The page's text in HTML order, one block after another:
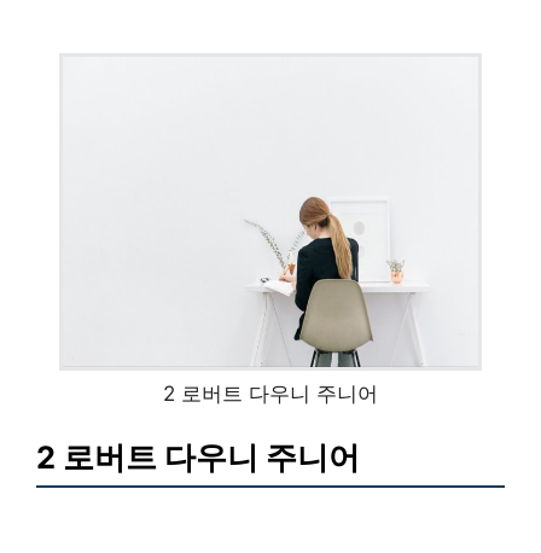
2 로버트 다우니 주니어
2 로버트 다우니 주니어